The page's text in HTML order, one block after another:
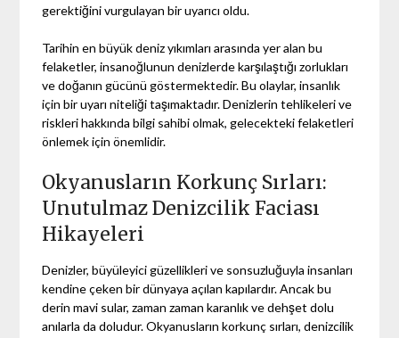
gerektiğini vurgulayan bir uyarıcı oldu.
Tarihin en büyük deniz yıkımları arasında yer alan bu
felaketler, insanoğlunun denizlerde karşılaştığı zorlukları
ve doğanın gücünü göstermektedir. Bu olaylar, insanlık
için bir uyarı niteliği taşımaktadır. Denizlerin tehlikeleri ve
riskleri hakkında bilgi sahibi olmak, gelecekteki felaketleri
önlemek için önemlidir.
Okyanusların Korkunç Sırları:
Unutulmaz Denizcilik Faciası
Hikayeleri
Denizler, büyüleyici güzellikleri ve sonsuzluğuyla insanları
kendine çeken bir dünyaya açılan kapılardır. Ancak bu
derin mavi sular, zaman zaman karanlık ve dehşet dolu
anılarla da doludur. Okyanusların korkunç sırları, denizcilik